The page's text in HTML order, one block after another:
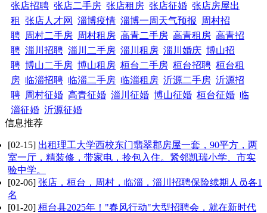
张店招聘 张店二手房 张店租房 张店征婚 张店房屋出
租
张店人才网 淄博疫情 淄博一周天气预报
周村招
聘 周村二手房 周村租房 高青二手房 高青租房 高青招
聘 淄川招聘 淄川二手房 淄川租房 淄川婚庆 博山招
聘 博山二手房 博山租房 桓台二手房 桓台招聘 桓台租
房 临淄招聘 临淄二手房 临淄租房 沂源二手房 沂源招
聘 周村征婚 高青征婚 淄川征婚 博山征婚 桓台征婚 临
淄征婚 沂源征婚
信息推荐
[02-15] 出租理工大学西校东门翡翠郡房屋一套，90平方，两
室一厅，精装修，带家电，拎包入住。紧邻凯瑞小学、市实
验中学。
[02-06] 张店，桓台，周村，临淄，淄川招聘保险续期人员各1
名
[01-20] 桓台县2025年！"春风行动"大型招聘会，就在新时代